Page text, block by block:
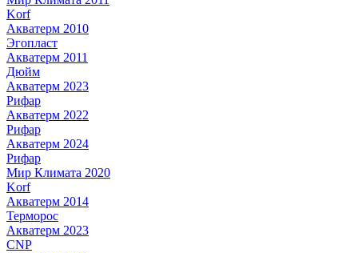
Korf
Акватерм 2010
Эгопласт
Акватерм 2011
Дюйм
Акватерм 2023
Рифар
Акватерм 2022
Рифар
Акватерм 2024
Рифар
Мир Климата 2020
Korf
Акватерм 2014
Терморос
Акватерм 2023
CNP